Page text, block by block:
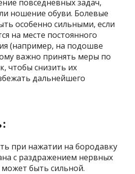
повседневных задач,
ношение обуви. Болевые
особенно сильными, если
на месте постоянного
(например, на подошве
важно принять меры по
чтобы снизить их
дальнейшего
при нажатии на бородавку
с раздражением нервных
быть сильной.